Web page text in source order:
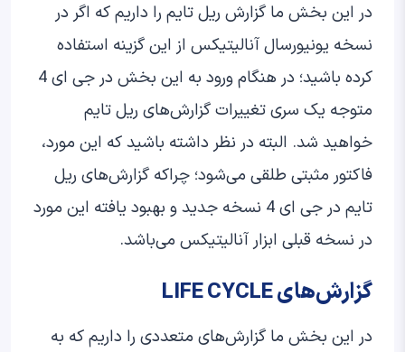
در این بخش ما گزارش ریل تایم را داریم که اگر در
نسخه یونیورسال آنالیتیکس از این گزینه استفاده
کرده باشید؛ در هنگام ورود به این بخش در جی ای 4
متوجه یک سری تغییرات گزارش‌های ریل تایم
خواهید شد. البته در نظر داشته باشید که این مورد،
فاکتور مثبتی طلقی می‌شود؛ چراکه گزارش‌های ریل
تایم در جی ای 4 نسخه جدید و بهبود یافته این مورد
در نسخه قبلی ابزار آنالیتیکس می‌باشد.
گزارش‌های LIFE CYCLE
در این بخش ما گزارش‌های متعددی را داریم که به